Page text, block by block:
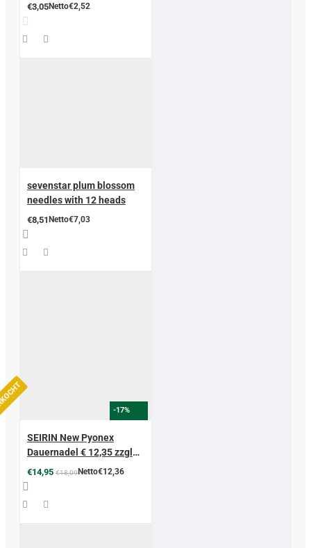
€3,05Netto€2,52
sevenstar plum blossom
needles with 12 heads
€8,51Netto€7,03
-17%
SEIRIN New Pyonex
Dauernadel € 12,35 zzgl
MwSt
€14,95 €18,09Netto€12,36